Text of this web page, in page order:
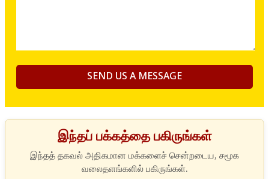
இந்தப் பக்கத்தை பகிருங்கள்